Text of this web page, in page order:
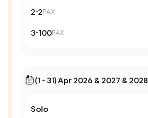
2-2PAX
3-100PAX
(1 - 31) Apr 2026 & 2027 & 2028
Solo